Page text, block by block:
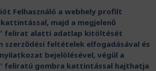
Felhasználó a webhely profilt
majd a megjelenő
felirat alatti adatlap kitöltését
szerződési feltételek elfogadásával és
bejelölésével, végül a
feliratú gombra kattintással hajthatja